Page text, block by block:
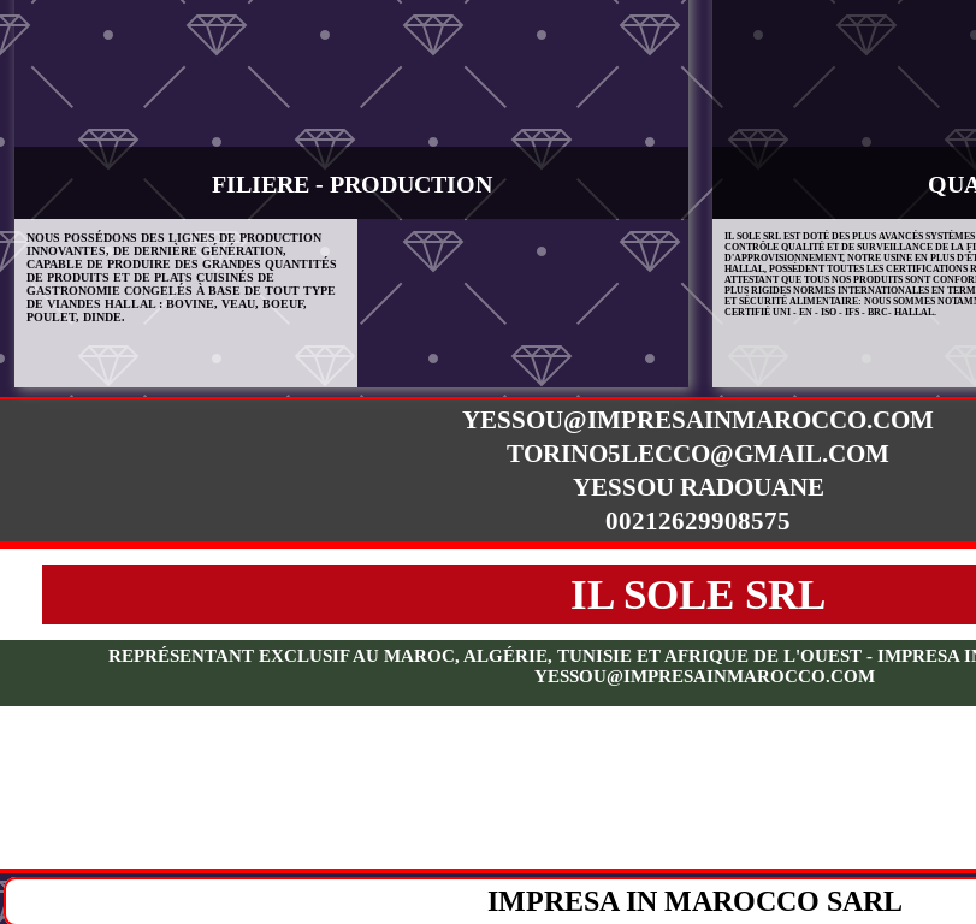
FILIERE - PRODUCTION
NOUS POSSÉDONS DES LIGNES DE PRODUCTION
INNOVANTES, DE DERNIÈRE GÉNÉRATION,
CAPABLE DE PRODUIRE DES GRANDES QUANTITÉS
DE PRODUITS ET DE PLATS CUISINÉS DE
GASTRONOMIE CONGELÉS À BASE DE TOUT TYPE
DE VIANDES HALLAL : BOVINE, VEAU, BOEUF,
POULET, DINDE.
IL SOLE SRL EST DOTÉ DES PLUS AVANCÉS
CONTRÔLE QUALITÉ ET DE SURVEILLANCE DE LA
D'APPROVISIONNEMENT, NOTRE USINE EN PLUS
HALLAL, POSSÈDENT TOUTES LES CERTIFICATIONS
ATTESTANT QUE TOUS NOS PRODUITS SONT
PLUS RIGIDES NORMES INTERNATIONALES EN
ET SÉCURITÉ ALIMENTAIRE: NOUS SOMMES
CERTIFIÉ UNI - EN - ISO - IFS - BRC- HALLAL.
YESSOU@IMPRESAINMAROCCO.COM
TORINO5LECCO@GMAIL.COM
YESSOU RADOUANE
00212629908575
IL SOLE SRL
REPRÉSENTANT EXCLUSIF AU MAROC, ALGÉRIE, TUNISIE ET AFRIQUE DE L'OUEST - IMPRESA
YESSOU@IMPRESAINMAROCCO.COM
IMPRESA IN MAROCCO SARL